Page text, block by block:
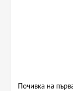
Почивка на